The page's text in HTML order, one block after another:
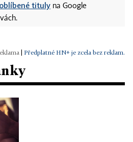
tituly na Google
Předplatné HN+ je zcela bez reklam.